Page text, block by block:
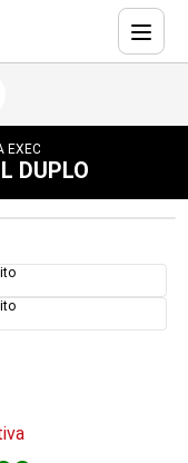
EXECUTIVA PALITO L DUPLO
DUPLO